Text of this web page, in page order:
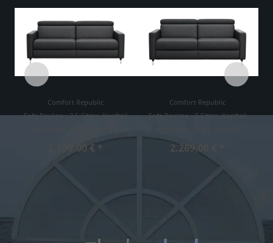
Comfort Republic
Sofa Paulina - 2,5-Sitzer, Kopfteil
2.599,00 € *
Comfort Republic
Sofa Paulina - 2-Sitzer, Kopfteil
2.269,00 € *